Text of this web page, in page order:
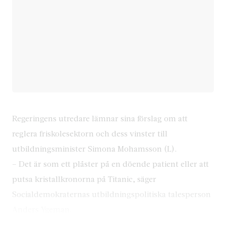
Regeringens utredare lämnar sina förslag om att
reglera friskolesektorn och dess vinster till
utbildningsminister Simona Mohamsson (L).
– Det är som ett plåster på en döende patient eller att
putsa kristallkronorna på Titanic, säger
Socialdemokraternas utbildningspolitiska talesperson